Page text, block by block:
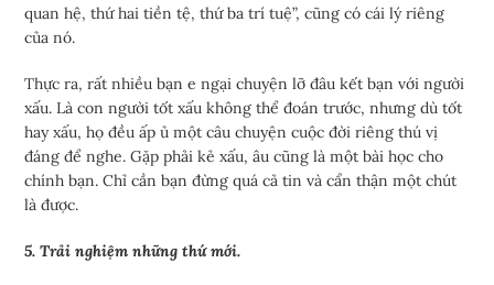
quan hệ, thứ hai tiền tệ, thứ ba trí tuệ”, cũng có cái lý riêng
của nó.
Thực ra, rất nhiều bạn e ngại chuyện lỡ đâu kết bạn với người
xấu. Là con người tốt xấu không thể đoán trước, nhưng dù tốt
hay xấu, họ đều ấp ủ một câu chuyện cuộc đời riêng thú vị
đáng để nghe. Gặp phải kẻ xấu, âu cũng là một bài học cho
chính bạn. Chỉ cần bạn đừng quá cả tin và cẩn thận một chút
là được.
5. Trải nghiệm những thứ mới.